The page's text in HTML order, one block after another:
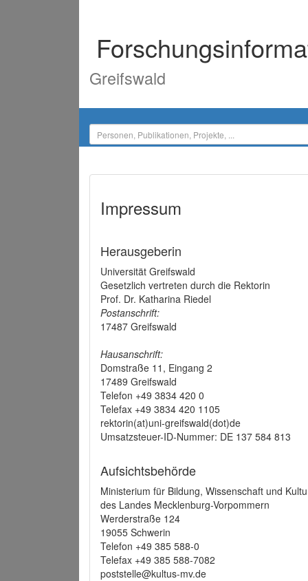
Greifswald
Impressum
Herausgeberin
Universität Greifswald
Gesetzlich vertreten durch die Rektorin
Prof. Dr. Katharina Riedel
Postanschrift:
17487 Greifswald
Hausanschrift:
Domstraße 11, Eingang 2
17489 Greifswald
Telefon +49 3834 420 0
Telefax +49 3834 420 1105
rektorin(at)uni-greifswald(dot)de
Umsatzsteuer-ID-Nummer: DE 137 584 813
Aufsichtsbehörde
Ministerium für Bildung, Wissenschaft und
des Landes Mecklenburg-Vorpommern
Werderstraße 124
19055 Schwerin
Telefon +49 385 588-0
Telefax +49 385 588-7082
poststelle@kultus-mv.de